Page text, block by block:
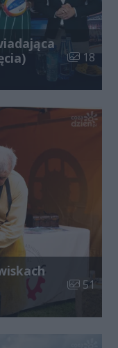
Liczba
18
Liczba
51